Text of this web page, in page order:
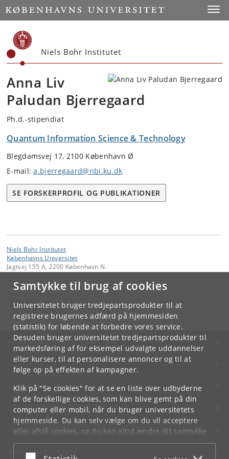
Samtykke til brug af cookies
Universitetet bruger tredjepartsprodukter til at
registrere brugernes adfærd på hjemmesiden
(statistik) for løbende at forbedre vores service.
Desuden bruger universitetet tredjepartsprodukter til
markedsføring af for eksempel udvalgte uddannelser
eller kurser, til at personalisere annoncer og til at
følge op på effekten af kampagner.
Klik på "Se cookies" for at se en liste over udbyderne
af de forskellige cookies, som kan blive gemt på din
computer eller mobil, når du bruger universitetets
hjemmeside. Du kan selv vælge om du vil acceptere
eller afslå cookies, og du kan altid ændre dit samtykke
underCookie- og privatlivspolitiksom du finder i
bunden af hver side.
Start
Niels Bohr Institutet
Anna Liv
Paludan Bjerregaard
Ph.d.-stipendiat
Quantum Information Science & Technology
Blegdamsvej 17, 2100 København Ø
E-mail:a.bjerregaard@nbi.ku.dk
SE FORSKERPROFIL OG PUBLIKATIONER
Niels Bohr Institutet
Københavns Universitet
Jagtvej 155 A, 2200 København N.
Kontakt:
Niels Bohr Institutet
NBI@ nbi ku.dk
KØBENHAVNS UNIVERSITET
KONTAKT
SERVICES
FOR STUDERENDE OG ANSATTE
JOB OG KARRIERE
NØDSITUATIONER